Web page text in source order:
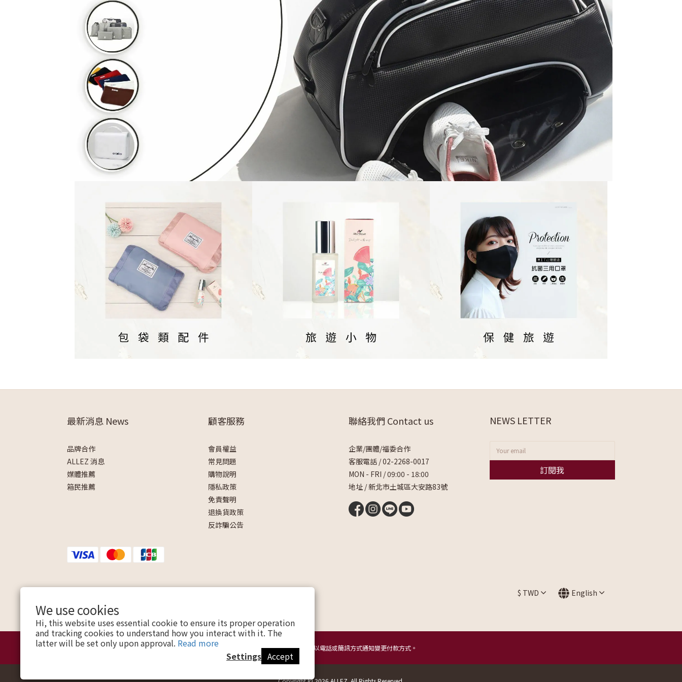
We use cookies
Hi, this website uses essential cookie to ensure its proper operation
and tracking cookies to understand how you interact with it. The
latter will be set only upon approval. Read more
Settings Accept
最新消息 News
品牌合作
ALLEZ 消息
媒體推薦
箱民推薦
顧客服務
會員權益
常見問題
購物說明
隱私政策
免責聲明
退換貨政策
反詐騙公告
聯絡我們 Contact us
企業/團體/福委合作
客服電話 /02-2268-0017
MON - FRI / 09:00 - 18:00
地址 / 新北市土城區大安路83號
NEWS LETTER
訂閱我
$ TWD English
提醒您，我們不會以電話或簡訊方式通知變更付款方式。